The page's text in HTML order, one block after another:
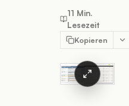
11 Min.
Lesezeit
Kopieren